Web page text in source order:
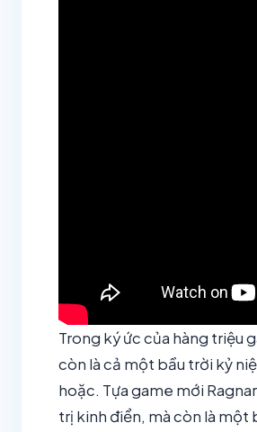
Trong ký ức của hàng triệu
còn là cả một bầu trời kỷ
hoặc. Tựa game mới
trị kinh điển, mà còn là một